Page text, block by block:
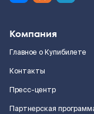
Компания
Главное о Купибилете
Контакты
Пресс-центр
Партнерская